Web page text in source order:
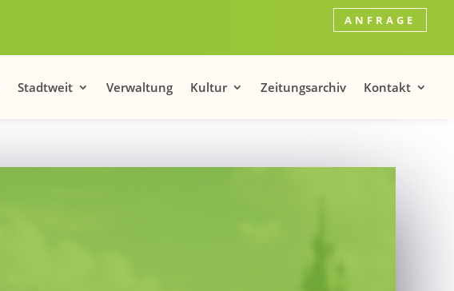
ANFRAGE
Stadtweit Verwaltung Kultur Zeitungsarchiv Kontakt